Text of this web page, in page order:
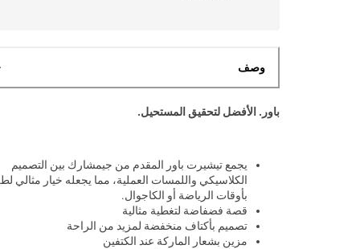
وصف
باور. الأفضل لتحقيق المستحيل.
يجمع تيشيرت باور المقدم من جيمشارك بين التصميم
الكلاسيكي واللمسات العملية، مما يجعله خيار مثالي
بأوقات الرياضة أو الكاجوال.
قصة فضفاضة لتغطية مثالية
تصميم بأكتاف منخفضة لمزيد من الراحة
مزين بشعار الماركة عند الكتفين